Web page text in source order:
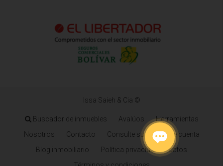
Issa Saieh & Cia ©
Buscador de inmuebles Avalúos
Herramientas
Nosotros
Contacto
Consulte su estado de cuenta
Blog inmobiliario
Política privacidad de datos